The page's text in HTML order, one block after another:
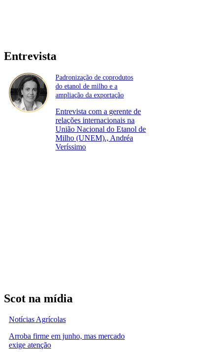
Entrevista
Padronização de coprodutos
do etanol de milho e a
ampliação da exportação
Entrevista com a gerente de
relações internacionais na
União Nacional do Etanol de
Milho (UNEM)., Andréa
Veríssimo
Scot na mídia
Notícias Agrícolas
Arroba firme em junho, mas mercado
exige atenção